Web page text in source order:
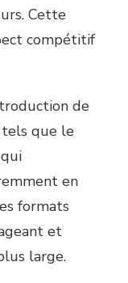
Cette
compétitif
de
que le
en
formats
et
large.